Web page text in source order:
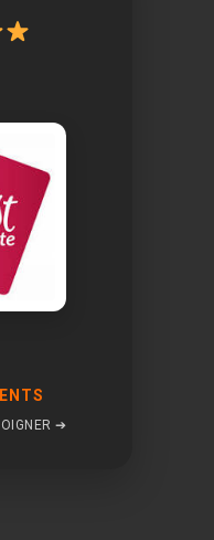
➔